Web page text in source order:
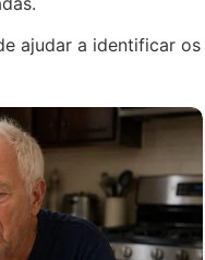
ajudar a identificar